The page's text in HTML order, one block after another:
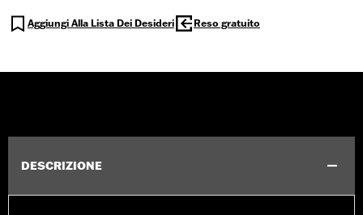
Aggiungi Alla Lista Dei Desideri Reso gratuito
DESCRIZIONE